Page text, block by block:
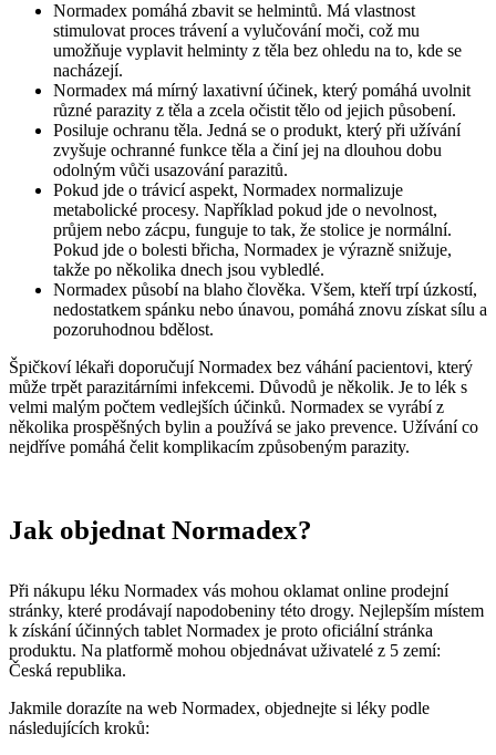
Normadex pomáhá zbavit se helmintů. Má vlastnost
stimulovat proces trávení a vylučování moči, což mu
umožňuje vyplavit helminty z těla bez ohledu na to, kde se
nacházejí.
Normadex má mírný laxativní účinek, který pomáhá uvolnit
různé parazity z těla a zcela očistit tělo od jejich působení.
Posiluje ochranu těla. Jedná se o produkt, který při užívání
zvyšuje ochranné funkce těla a činí jej na dlouhou dobu
odolným vůči usazování parazitů.
Pokud jde o trávicí aspekt, Normadex normalizuje
metabolické procesy. Například pokud jde o nevolnost,
průjem nebo zácpu, funguje to tak, že stolice je normální.
Pokud jde o bolesti břicha, Normadex je výrazně snižuje,
takže po několika dnech jsou vybledlé.
Normadex působí na blaho člověka. Všem, kteří trpí úzkostí,
nedostatkem spánku nebo únavou, pomáhá znovu získat sílu a
pozoruhodnou bdělost.
Špičkoví lékaři doporučují Normadex bez váhání pacientovi, který
může trpět parazitárními infekcemi. Důvodů je několik. Je to lék s
velmi malým počtem vedlejších účinků. Normadex se vyrábí z
několika prospěšných bylin a používá se jako prevence. Užívání co
nejdříve pomáhá čelit komplikacím způsobeným parazity.
Jak objednat Normadex?
Při nákupu léku Normadex vás mohou oklamat online prodejní
stránky, které prodávají napodobeniny této drogy. Nejlepším místem
k získání účinných tablet Normadex je proto oficiální stránka
produktu. Na platformě mohou objednávat uživatelé z 5 zemí:
Česká republika.
Jakmile dorazíte na web Normadex, objednejte si léky podle
následujících kroků: